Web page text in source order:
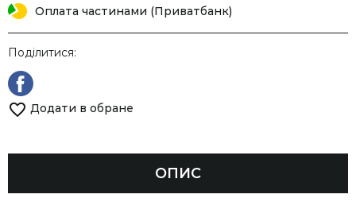
Оплата частинами (Приватбанк)
Поділитися:
Додати в обране
ОПИС